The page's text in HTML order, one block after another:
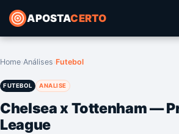
APOSTACERTO
Home Análises Futebol
FUTEBOL ANALISE
Chelsea x Tottenham —
League